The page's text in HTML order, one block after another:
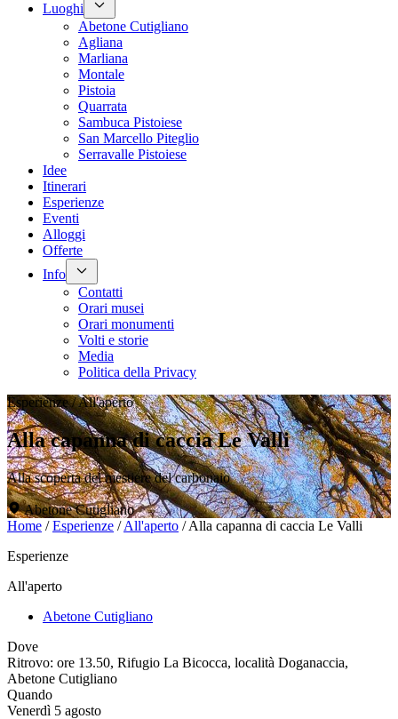
Luoghi
Abetone Cutigliano
Agliana
Marliana
Montale
Pistoia
Quarrata
Sambuca Pistoiese
San Marcello Piteglio
Serravalle Pistoiese
Idee
Itinerari
Esperienze
Eventi
Alloggi
Offerte
Info
Contatti
Orari musei
Orari monumenti
Volti e storie
Media
Politica della Privacy
Esperienze /All'aperto
Alla capanna di caccia Le Valli
Alla scoperta del mestiere del carbonaio
Abetone Cutigliano
Home /Esperienze /All'aperto /Alla capanna di caccia Le Valli
Esperienze
All'aperto
Abetone Cutigliano
Dove
Ritrovo: ore 13.50, Rifugio La Bicocca, località Doganaccia,
Abetone Cutigliano
Quando
Venerdì 5 agosto